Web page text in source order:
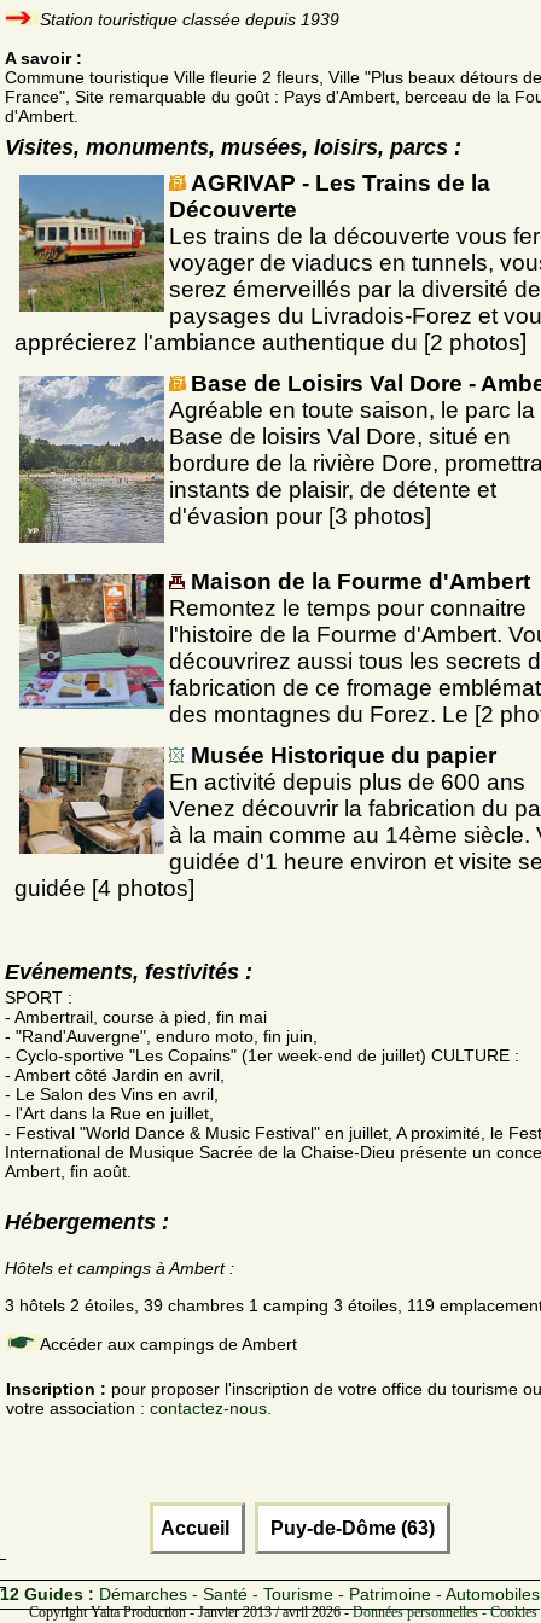
Station touristique classée depuis 1939
A savoir :
Commune touristique Ville fleurie 2 fleurs, Ville "Plus beaux détours de
France", Site remarquable du goût : Pays d'Ambert, berceau de la
d'Ambert.
Visites, monuments, musées, loisirs, parcs :
AGRIVAP - Les Trains de la
Découverte
Les trains de la découverte vous
voyager de viaducs en tunnels,
serez émerveillés par la diversité
paysages du Livradois-Forez et
apprécierez l'ambiance authentique du [2 photos]
Base de Loisirs Val Dore -
Agréable en toute saison, le parc la
Base de loisirs Val Dore, situé en
bordure de la rivière Dore,
instants de plaisir, de détente et
d'évasion pour [3 photos]
Maison de la Fourme d'Ambert
Remontez le temps pour connaitre
l'histoire de la Fourme d'Ambert.
découvrirez aussi tous les secrets
fabrication de ce fromage
des montagnes du Forez. Le [2
Musée Historique du papier
En activité depuis plus de 600 ans
Venez découvrir la fabrication du
à la main comme au 14ème siècle.
guidée d'1 heure environ et visite
guidée [4 photos]
Evénements, festivités :
SPORT :
- Ambertrail, course à pied, fin mai
- "Rand'Auvergne", enduro moto, fin juin,
- Cyclo-sportive "Les Copains" (1er week-end de juillet) CULTURE :
- Ambert côté Jardin en avril,
- Le Salon des Vins en avril,
- l'Art dans la Rue en juillet,
- Festival "World Dance & Music Festival" en juillet, A proximité, le
International de Musique Sacrée de la Chaise-Dieu présente un
Ambert, fin août.
Hébergements :
Hôtels et campings à Ambert :
3 hôtels 2 étoiles, 39 chambres 1 camping 3 étoiles, 119
Accéder aux campings de Ambert
Inscription : pour proposer l'inscription de votre office du tourisme
votre association : contactez-nous.
Accueil Puy-de-Dôme (63)
12 Guides : Démarches - Santé - Tourisme - Patrimoine - Automobiles
Copyright Yalta Production - Janvier 2013 / avril 2026 -Données personnelles -